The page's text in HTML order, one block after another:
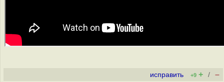
исправить +9 + / –